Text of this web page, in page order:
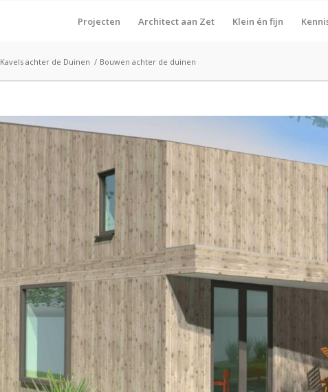
Projecten Architect aan Zet Klein én fijn
Kavels achter de Duinen / Bouwen achter de duinen